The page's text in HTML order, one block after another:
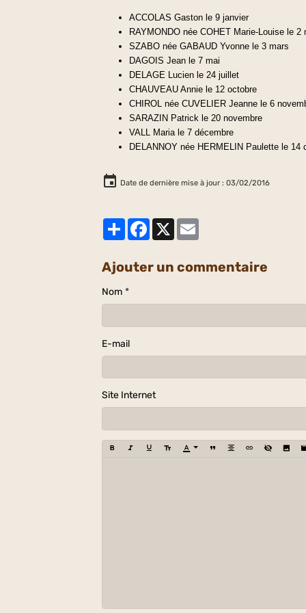
ACCOLAS Gaston le 9 janvier
RAYMONDO née COHET Marie-Louise le 2
SZABO née GABAUD Yvonne le 3 mars
DAGOIS Jean le 7 mai
DELAGE Lucien le 24 juillet
CHAUVEAU Annie le 12 octobre
CHIROL née CUVELIER Jeanne le 6
SARAZIN Patrick le 20 novembre
VALL Maria le 7 décembre
DELANNOY née HERMELIN Paulette le 14
Date de dernière mise à jour : 03/02/2016
PartagerFacebook
X
Ajouter un commentaire
Nom
E-mail
Site Internet